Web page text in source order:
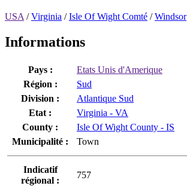
USA /Virginia /Isle Of Wight Comté /Windsor
Informations
Pays :
Etats Unis d'Amerique
Région :
Sud
Division :
Atlantique Sud
Etat :
Virginia - VA
County :
Isle Of Wight County - IS
Municipalité :
Town
Indicatif
régional :
757